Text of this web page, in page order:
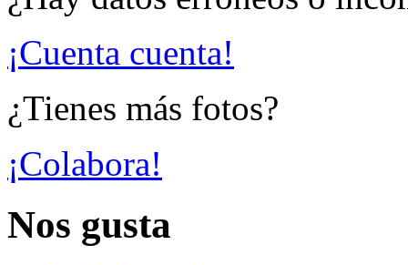
¡Cuenta cuenta!
¿Tienes más fotos?
¡Colabora!
Nos gusta